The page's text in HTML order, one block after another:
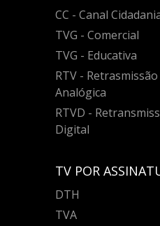
CC - Canal
TVG - Comercial
TVG - Educativa
RTV -
Analógica
RTVD -
Digital
TV POR
DTH
TVA